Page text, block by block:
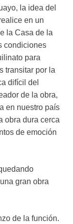
la idea del
en un
la Casa de la
condiciones
para
transitar por la
difícil del
de la obra,
en nuestro país
obra dura cerca
de emoción
gran obra
de la función.